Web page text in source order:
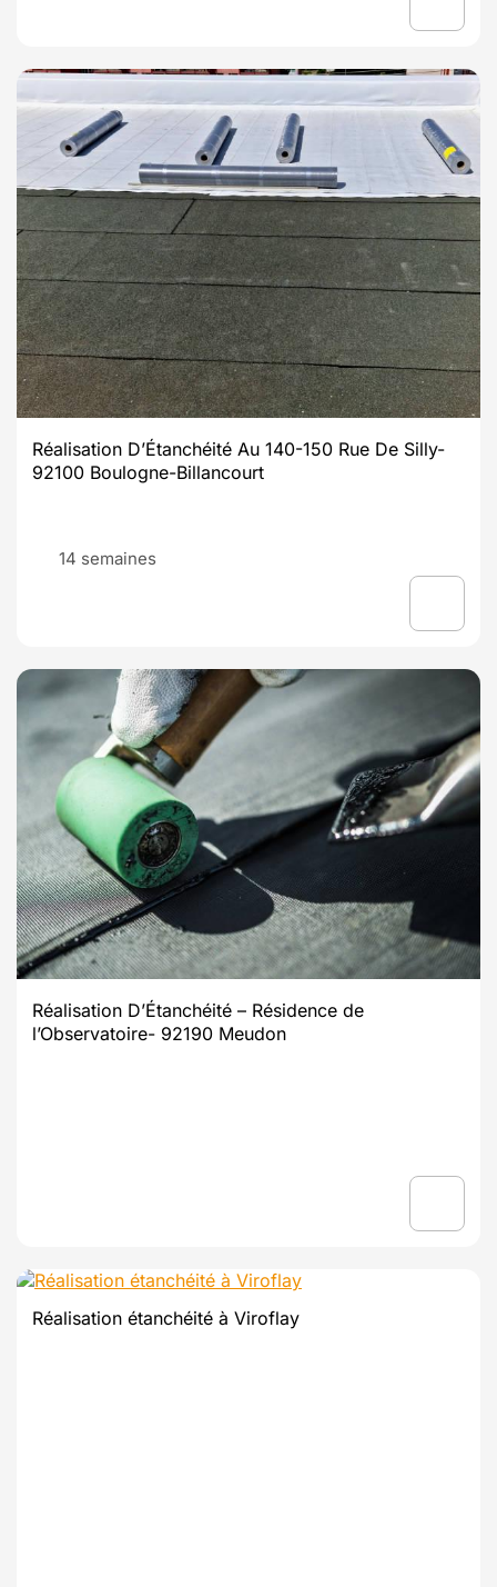
Réalisation D’Étanchéité Au 140-150 Rue De Silly-
92100 Boulogne-Billancourt
14 semaines
Réalisation D’Étanchéité – Résidence de
l’Observatoire- 92190 Meudon
Réalisation étanchéité à Viroflay